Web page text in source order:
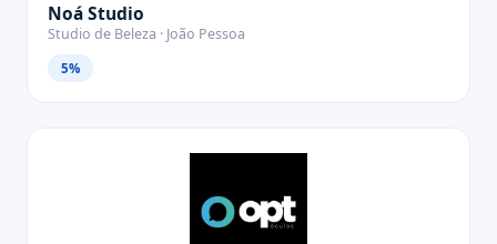
Noá Studio
Studio de Beleza · João Pessoa
5%